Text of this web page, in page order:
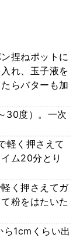
捏ねポットに
れ、玉子液を
らバターも加
30度）。一次
軽く押さえて
ム20分とり
く押さえてガ
粉をはたいた
1cmくらい出